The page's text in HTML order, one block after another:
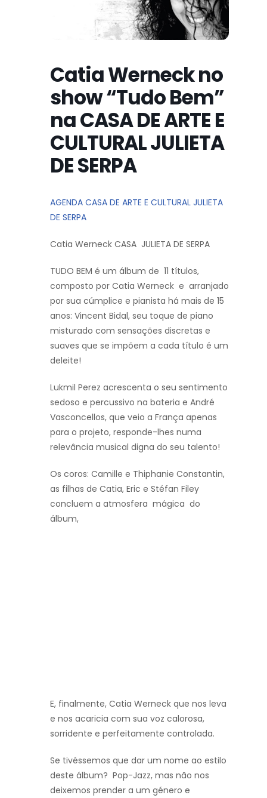
Catia Werneck no
show “Tudo Bem”
na CASA DE ARTE E
CULTURAL JULIETA
DE SERPA
AGENDA CASA DE ARTE E CULTURAL JULIETA
DE SERPA
Catia Werneck CASA JULIETA DE SERPA
TUDO BEM é um álbum de 11 títulos,
composto por Catia Werneck e arranjado
por sua cúmplice e pianista há mais de 15
anos: Vincent Bidal, seu toque de piano
misturado com sensações discretas e
suaves que se impõem a cada título é um
deleite!
Lukmil Perez acrescenta o seu sentimento
sedoso e percussivo na bateria e André
Vasconcellos, que veio a França apenas
para o projeto, responde-lhes numa
relevância musical digna do seu talento!
Os coros: Camille e Thiphanie Constantin,
as filhas de Catia, Eric e Stéfan Filey
concluem a atmosfera mágica do
álbum,
E, finalmente, Catia Werneck que nos leva
e nos acaricia com sua voz calorosa,
sorridente e perfeitamente controlada.
Se tivéssemos que dar um nome ao estilo
deste álbum? Pop-Jazz, mas não nos
deixemos prender a um género e